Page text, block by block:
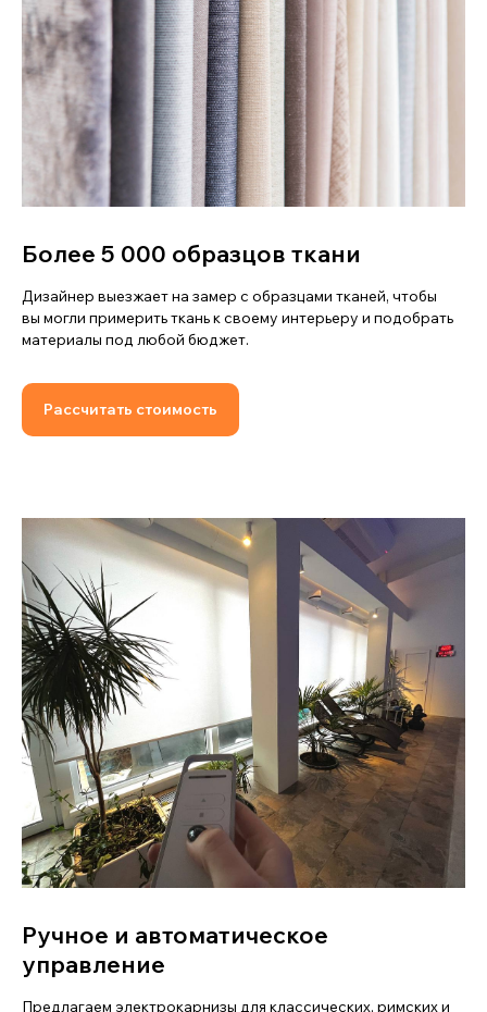
Более 5 000 образцов ткани
Дизайнер выезжает на замер с образцами тканей, чтобы
вы могли примерить ткань к своему интерьеру и подобрать
материалы под любой бюджет.
Рассчитать стоимость
Ручное и автоматическое
управление
Предлагаем электрокарнизы для классических, римских и